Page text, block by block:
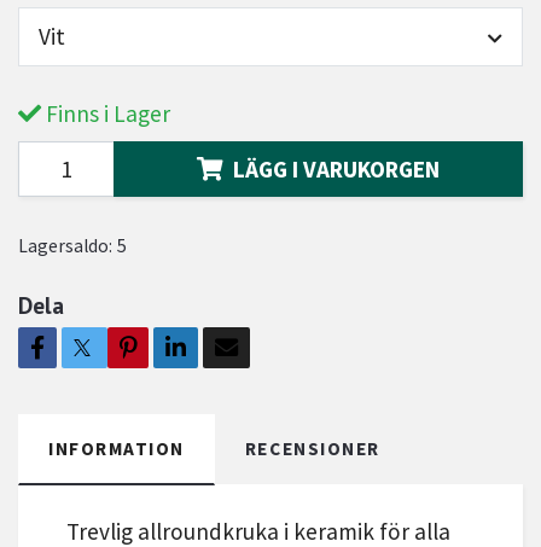
Vit
Finns i Lager
LÄGG I VARUKORGEN
Lagersaldo: 5
Dela
INFORMATION RECENSIONER
Trevlig allroundkruka i keramik för alla